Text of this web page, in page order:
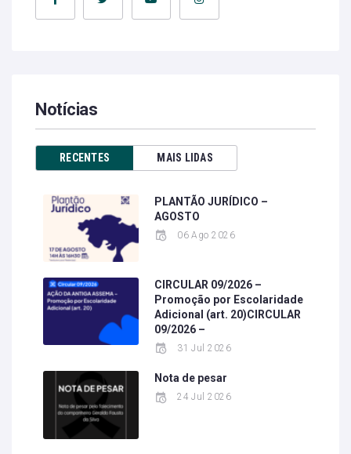
Notícias
RECENTES MAIS LIDAS
PLANTÃO JURÍDICO –
AGOSTO
06 Ago 2026
CIRCULAR 09/2026 –
Promoção por Escolaridade
Adicional (art. 20)CIRCULAR
09/2026 –
31 Jul 2026
Nota de pesar
24 Jul 2026